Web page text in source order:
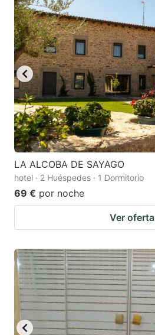
LA ALCOBA DE SAYAGO
hotel · 2 Huéspedes · 1 Dormitorio
69 € por noche
Ver oferta